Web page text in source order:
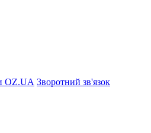
Зворотний зв'язок